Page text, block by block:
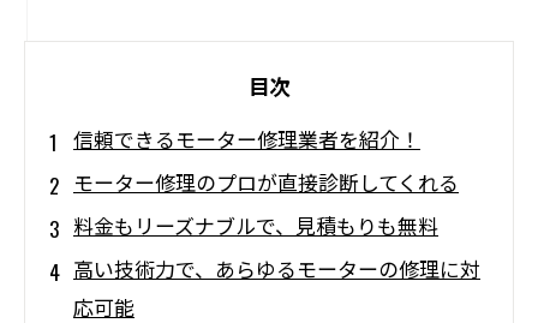
目次
信頼できるモーター修理業者を紹介！
モーター修理のプロが直接診断してくれる
料金もリーズナブルで、見積もりも無料
高い技術力で、あらゆるモーターの修理に対
応可能